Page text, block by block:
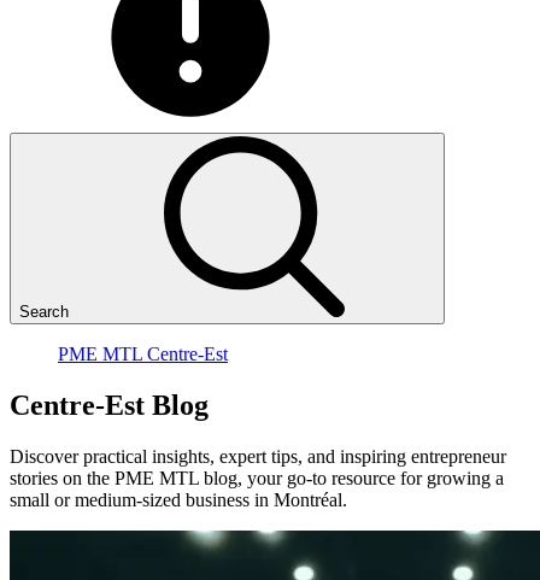
Search
PME MTL Centre-Est
Centre-Est Blog
Discover practical insights, expert tips, and inspiring entrepreneur
stories on the PME MTL blog, your go-to resource for growing a
small or medium-sized business in Montréal.